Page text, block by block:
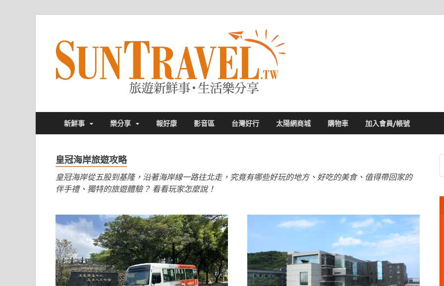
新鮮事 樂分享 報好康 影音區 台灣好行 太陽網商城 購物車 加入會員/帳號
皇冠海岸旅遊攻略
皇冠海岸從五股到基隆，沿著海岸線一路往北走，究竟有哪些好玩的地方、好吃的美食、值得帶回家的
伴手禮、獨特的旅遊體驗？ 看看玩家怎麼說！